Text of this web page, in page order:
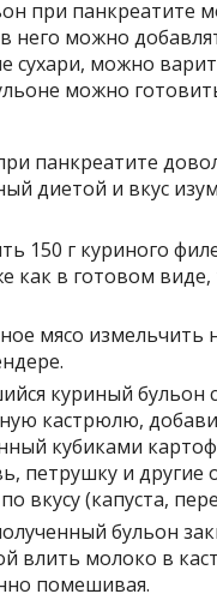
при панкреатите
него можно
сухари, можно
можно
панкреатите
диетой и вкус
150 г куриного
как в готовом виде,
мясо измельчить
куриный бульон
кастрюлю,
кубиками
петрушку и другие
вкусу (капуста,
бульон
влить молоко в
помешивая.